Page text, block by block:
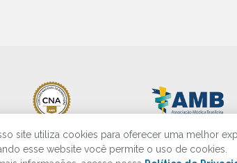
site utiliza cookies para oferecer uma melhor
esse website você permite o uso de cookies.